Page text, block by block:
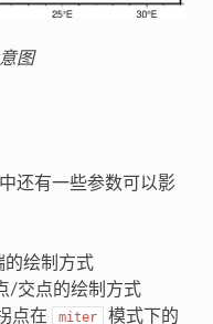
图
还有一些参数可以影
的绘制方式
/交点的绘制方式
点在 miter 模式下的